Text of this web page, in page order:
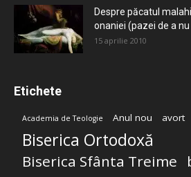
Despre păcatul
onaniei (pazei de a nu
15 aprilie 2010
Etichete
Academia de Teologie Anul nou avort
Biserica Ortodoxă
Biserica Sfânta Treime